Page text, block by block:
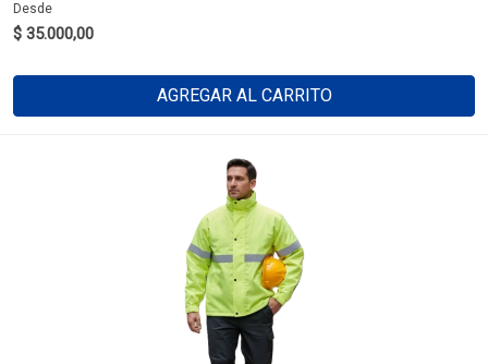
Desde
$ 35.000,00
AGREGAR AL CARRITO